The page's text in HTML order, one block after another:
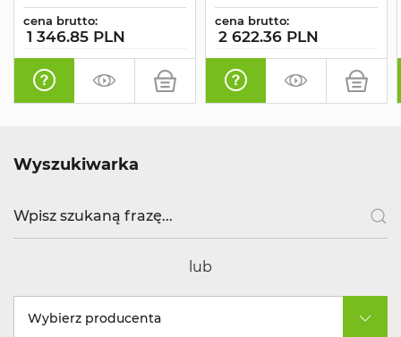
cena brutto:
1 346.85 PLN
cena brutto:
2 622.36 PLN
Wyszukiwarka
lub
Wybierz producenta